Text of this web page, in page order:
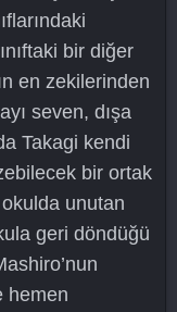
bir diğer
en zekilerinden
seven, dışa
Takagi kendi
bir ortak
unutan
geri döndüğü
hemen